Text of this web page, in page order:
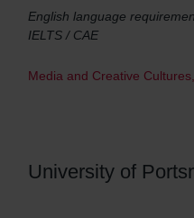
English language
IELTS / CAE
Media and Creative
University of